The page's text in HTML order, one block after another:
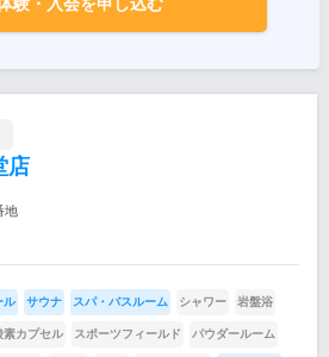
験・入会を申し込む
店
地
ル サウナ スパ・バスルーム シャワー 岩盤浴
素カプセル スポーツフィールド パウダールーム